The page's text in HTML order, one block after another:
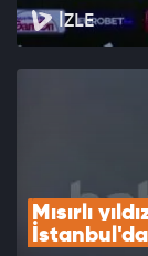
İZLE
Mısırlı
İstanbul'da